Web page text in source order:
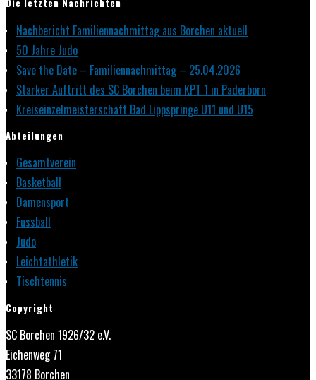
Die letzten Nachrichten
Nachbericht Familiennachmittag aus Borchen aktuell
50 Jahre Judo
Save the Date – Familiennachmittag – 25.04.2026
Starker Auftritt des SC Borchen beim KPT 1 in Paderborn
Kreiseinzelmeisterschaft Bad Lippspringe U11 und U15
Abteilungen
Gesamtverein
Basketball
Damensport
Fussball
Judo
Leichtathletik
Tischtennis
Copyright
SC Borchen 1926/32 e.V.
Eichenweg 71
33178 Borchen